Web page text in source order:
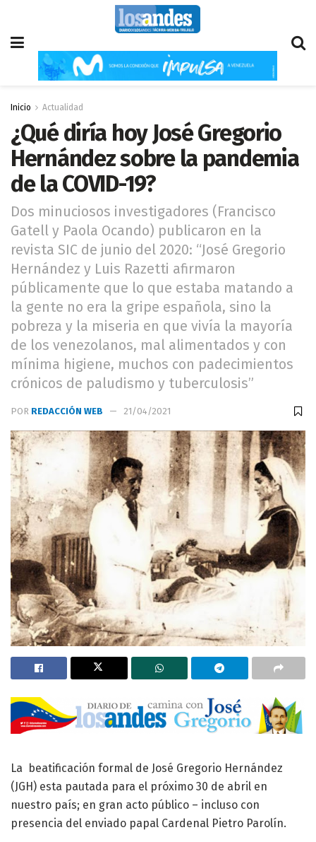
Inicio Actualidad
¿Qué diría hoy José Gregorio
Hernández sobre la pandemia
de la COVID-19?
Dos minuciosos investigadores (Francisco
Gatell y Paola Ocando) publicaron en la
revista SIC de junio del 2020: “José Gregorio
Hernández y Luis Razetti afirmaron
públicamente que lo que estaba matando a
la gente no era la gripe española, sino la
pobreza y la miseria en que vivía la mayoría
de los venezolanos, mal alimentados y con
mínima higiene, muchos con padecimientos
crónicos de paludismo y tuberculosis”
POR REDACCIÓN WEB 21/04/2021
La beatificación formal de José Gregorio Hernández
(JGH) esta pautada para el próximo 30 de abril en
nuestro país; en gran acto público – incluso con
presencia del enviado papal Cardenal Pietro Parolín.